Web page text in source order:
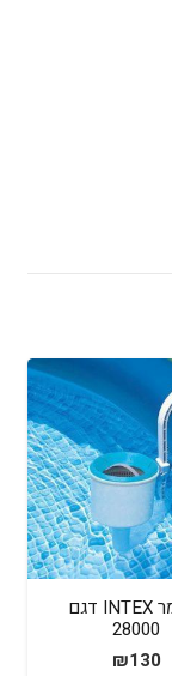
סקימר INTEX דגם
28000
₪130